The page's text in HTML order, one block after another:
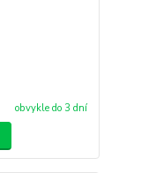
obvykle do 3 dní